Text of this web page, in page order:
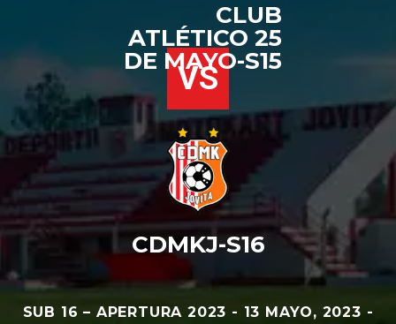
CLUB
ATLÉTICO 25
DE MAYO-S15
VS
CDMKJ-S16
SUB 16 – APERTURA 2023 - 13 MAYO, 2023 -